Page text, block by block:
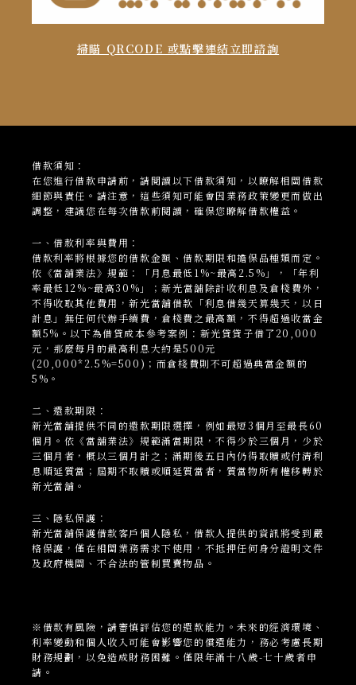
掃瞄 QRCODE 或點擊連結立即諮詢
借款須知：
在您進行借款申請前，請閱讀以下借款須知，以瞭解相關借款
細節與責任。請注意，這些須知可能會因業務政策變更而做出
調整，建議您在每次借款前閱讀，確保您瞭解借款權益。
一、借款利率與費用：
借款利率將根據您的借款金額、借款期限和擔保品種類而定。
依《當舖業法》規範：「月息最低1%~最高2.5%」，「年利
率最低12%~最高30%」；新光當舖除計收利息及倉棧費外，
不得收取其他費用，新光當舖借款「利息借幾天算幾天，以日
計息」無任何代辦手續費，倉棧費之最高額，不得超過收當金
額5%。以下為借貸成本參考案例：新光貸貸子借了20,000
元，那麼每月的最高利息大約是500元
(20,000*2.5%=500)；而倉棧費則不可超過典當金額的
5%。
二、還款期限：
新光當舖提供不同的還款期限選擇，例如最短3個月至最長60
個月。依《當舖業法》規範滿當期限，不得少於三個月，少於
三個月者，概以三個月計之；滿期後五日內仍得取贖或付清利
息順延質當；屆期不取贖或順延質當者，質當物所有權移轉於
新光當舖。
三、隱私保護：
新光當舖保護借款客戶個人隱私，借款人提供的資訊將受到嚴
格保護，僅在相關業務需求下使用，不抵押任何身分證明文件
及政府機關、不合法的管制買賣物品。
※借款有風險，請審慎評估您的還款能力。未來的經濟環境、
利率變動和個人收入可能會影響您的償還能力，務必考慮長期
財務規劃，以免造成財務困難。僅限年滿十八歲-七十歲者申
請。